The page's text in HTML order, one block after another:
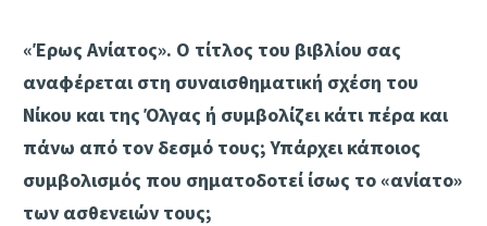
«Έρως Ανίατος». Ο τίτλος του βιβλίου σας
αναφέρεται στη συναισθηματική σχέση του
Νίκου και της Όλγας ή συμβολίζει κάτι πέρα και
πάνω από τον δεσμό τους; Υπάρχει κάποιος
συμβολισμός που σηματοδοτεί ίσως το «ανίατο»
των ασθενειών τους;